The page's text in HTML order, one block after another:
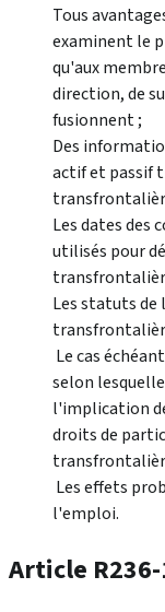
Tous
examinent le
qu'aux
direction, de
fusionnent ;
Des
actif et passif
Les dates des
utilisés pour
Les statuts de
Le cas
selon
l'implication
droits de
Les effets
l'emploi.
Article